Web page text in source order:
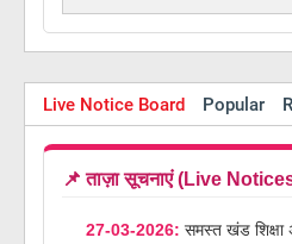
Live Notice Board Popular
📌 ताज़ा सूचनाएं (Live
27-03-2026: समस्त खंड शिक्षा